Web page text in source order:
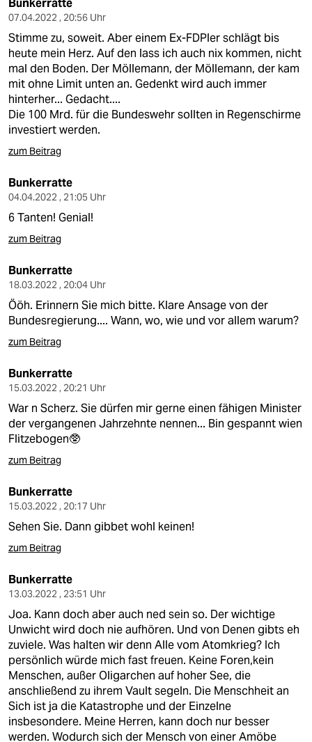
Bunkerratte
07.04.2022 , 20:56 Uhr
Stimme zu, soweit. Aber einem Ex-FDPler schlägt bis
heute mein Herz. Auf den lass ich auch nix kommen, nicht
mal den Boden. Der Möllemann, der Möllemann, der kam
mit ohne Limit unten an. Gedenkt wird auch immer
hinterher... Gedacht....
Die 100 Mrd. für die Bundeswehr sollten in Regenschirme
investiert werden.
zum Beitrag
Bunkerratte
04.04.2022 , 21:05 Uhr
6 Tanten! Genial!
zum Beitrag
Bunkerratte
18.03.2022 , 20:04 Uhr
Ööh. Erinnern Sie mich bitte. Klare Ansage von der
Bundesregierung.... Wann, wo, wie und vor allem warum?
zum Beitrag
Bunkerratte
15.03.2022 , 20:21 Uhr
War n Scherz. Sie dürfen mir gerne einen fähigen Minister
der vergangenen Jahrzehnte nennen... Bin gespannt wien
Flitzebogen🥸
zum Beitrag
Bunkerratte
15.03.2022 , 20:17 Uhr
Sehen Sie. Dann gibbet wohl keinen!
zum Beitrag
Bunkerratte
13.03.2022 , 23:51 Uhr
Joa. Kann doch aber auch ned sein so. Der wichtige
Unwicht wird doch nie aufhören. Und von Denen gibts eh
zuviele. Was halten wir denn Alle vom Atomkrieg? Ich
persönlich würde mich fast freuen. Keine Foren,kein
Menschen, außer Oligarchen auf hoher See, die
anschließend zu ihrem Vault segeln. Die Menschheit an
Sich ist ja die Katastrophe und der Einzelne
insbesondere. Meine Herren, kann doch nur besser
werden. Wodurch sich der Mensch von einer Amöbe